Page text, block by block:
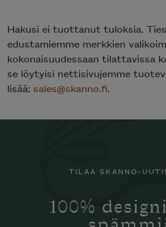
Hakusi ei tuottanut tuloksia.
edustamiemme merkkien
kokonaisuudessaan tilattavissa
se löytyisi nettisivujemme
lisää: sales@skanno.fi.
TILAA SKANNO-
100%